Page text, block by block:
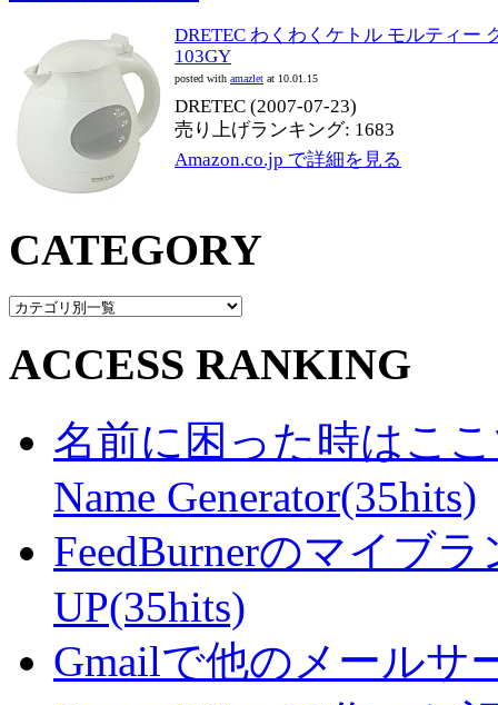
DRETEC わくわくケトル モルティー
103GY
posted with amazlet at 10.01.15
DRETEC (2007-07-23)
売り上げランキング: 1683
Amazon.co.jp で詳細を見る
CATEGORY
ACCESS RANKING
名前に困った時はここ
Name Generator(35hits)
FeedBurnerのマイブ
UP(35hits)
Gmailで他のメールサ